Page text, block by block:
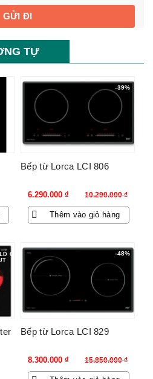
TỰ
-39%
Bếp từ Lorca LCI 806
10.290.000₫
Giá
gốc
là:
6.290.000 ₫
Giá
hiện
tại
Thêm vào giỏ hàng
O
-48%
Bếp từ Lorca LCI 829
15.850.000₫
Giá
gốc
8.300.000 ₫
Giá
hiện